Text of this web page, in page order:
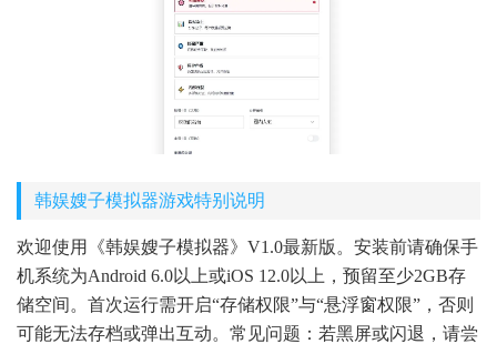
韩娱嫂子模拟器游戏特别说明
欢迎使用《韩娱嫂子模拟器》V1.0最新版。安装前请确保手
机系统为Android 6.0以上或iOS 12.0以上，预留至少2GB存
储空间。首次运行需开启“存储权限”与“悬浮窗权限”，否则
可能无法存档或弹出互动。常见问题：若黑屏或闪退，请尝